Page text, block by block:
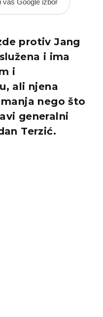
vaš Google izbor
protiv Jang
i ima
i
ali njena
nego što
generalni
Terzić.